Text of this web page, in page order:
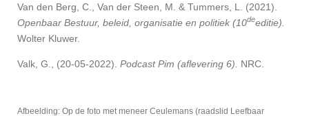
Van den Berg, C., Van der Steen, M. & Tummers, L. (2021).
Openbaar Bestuur, beleid, organisatie en politiek (10deeditie).
Wolter Kluwer.
Valk, G., (20-05-2022). Podcast Pim (aflevering 6). NRC.
Afbeelding: Op de foto met meneer Ceulemans (raadslid Leefbaar